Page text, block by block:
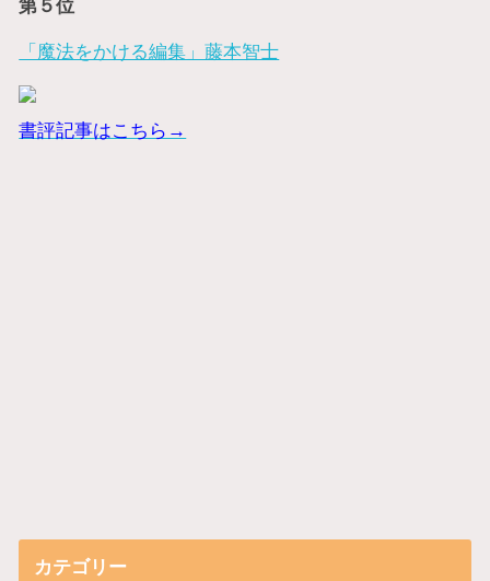
第５位
「魔法をかける編集」藤本智士
書評記事はこちら→
カテゴリー